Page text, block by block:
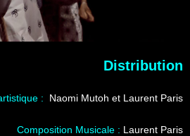
Distribution
: Naomi Mutoh et Laurent Paris
Composition Musicale : Laurent Paris